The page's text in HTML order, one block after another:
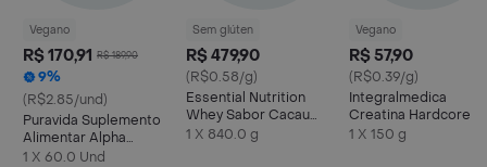
Vegano
R$ 170,91 R$ 189,90
9%
(R$2.85/und)
Puravida Suplemento
Alimentar Alpha
Women Premium
1 X 60.0 Und
Sem glúten
R$ 479,90
(R$0.58/g)
Essential Nutrition
Whey Sabor Cacau
840g
1 X 840.0 g
Vegano
R$ 57,90
(R$0.39/g)
Integralmedica
Creatina Hardcore
1 X 150 g